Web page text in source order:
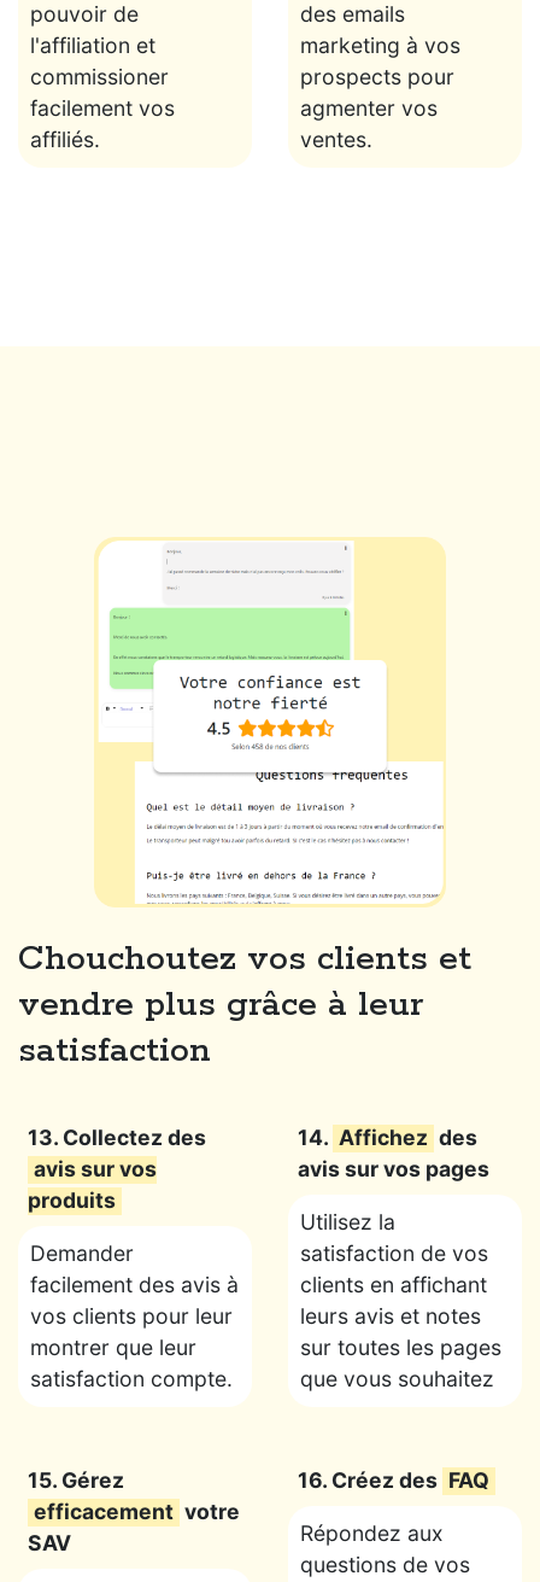
pouvoir de
l'affiliation et
commissioner
facilement vos
affiliés.
des emails
marketing à vos
prospects pour
agmenter vos
ventes.
Chouchoutez vos clients et
vendre plus grâce à leur
satisfaction
13. Collectez des
avis sur vos
produits
Demander
facilement des avis à
vos clients pour leur
montrer que leur
satisfaction compte.
14. Affichez des
avis sur vos pages
Utilisez la
satisfaction de vos
clients en affichant
leurs avis et notes
sur toutes les pages
que vous souhaitez
15. Gérez
efficacement votre
SAV
16. Créez des FAQ
Répondez aux
questions de vos